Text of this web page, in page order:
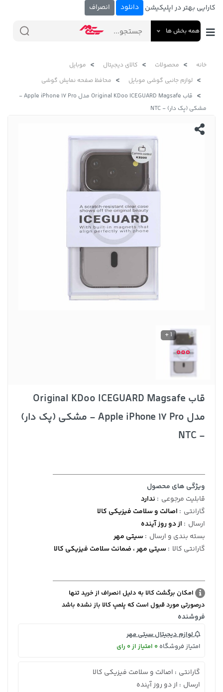
کارایی بهتر در اپلیکیشن دانلود انصراف
همه بخش ها
خانه محصولات کالای دیجیتال
موبایل
لوازم جانبی گوشی موبایل
محافظ صفحه نمایش گوشی
قاب Original KDoo ICEGUARD Magsafe مدل Apple iPhone 17 Pro -
مشکی (پک دار) - NTC
1 +
قاب Original KDoo ICEGUARD Magsafe
مدل Apple iPhone 17 Pro - مشکی (پک دار)
- NTC
ویژگی های محصول
قابلیت مرجوعی : ندارد
گارانتی : اصالت و سلامت فیزیکی کالا
ارسال : از دو روز آینده
بسته بندی و ارسال :سیتی مهر
گارانتی کالا :سیتی مهر ، ضمانت سلامت فیزیکی کالا
امکان برگشت کالا به دلیل انصراف از خرید تنها
درصورتی مورد قبول است که پلمپ کالا باز نشده باشد
فروشنده
لوازم دیجیتال سیتی مهر
امتیاز فروشگاه 0 امتیاز از 0 رای
گارانتی : اصالت و سلامت فیزیکی کالا
ارسال : از دو روز آینده